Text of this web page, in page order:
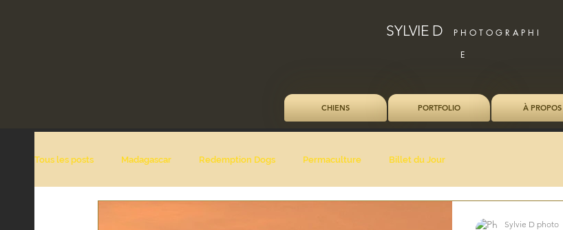
SYLVIE D
P H O T O G R A P H I
E
CHIENS PORTFOLIO À PROPOS
Tous les posts Madagascar Redemption Dogs Permaculture Billet du Jour
Sylvie D photo